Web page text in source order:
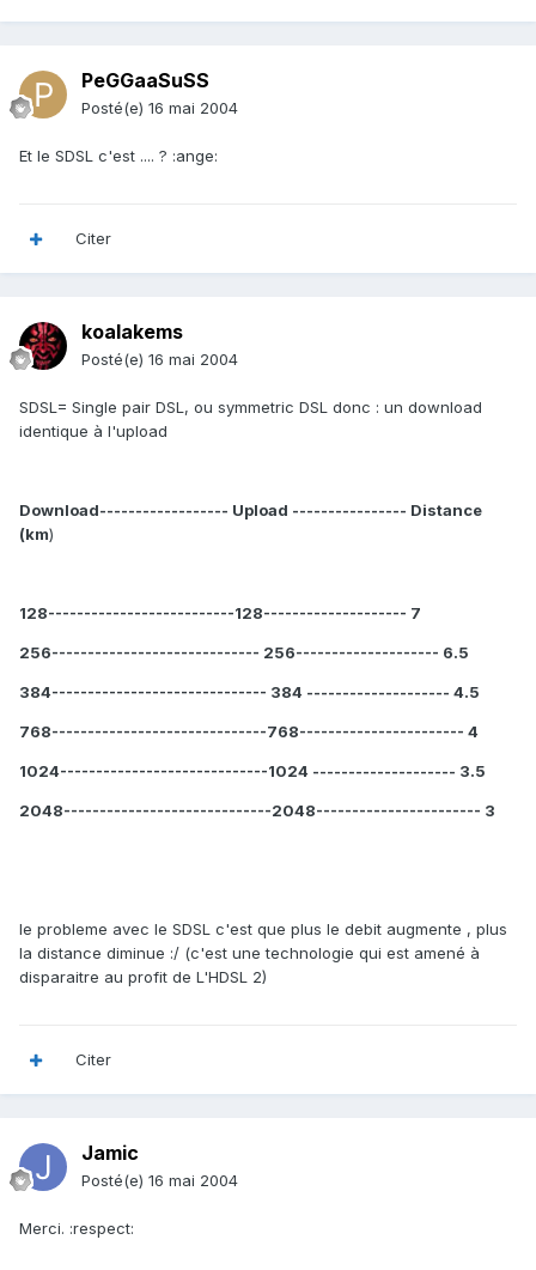
PeGGaaSuSS
Posté(e) 16 mai 2004
Et le SDSL c'est .... ? :ange:
Citer
koalakems
Posté(e) 16 mai 2004
SDSL= Single pair DSL, ou symmetric DSL donc : un download
identique à l'upload
Download------------------ Upload ---------------- Distance
(km)
128--------------------------128-------------------- 7
256----------------------------- 256-------------------- 6.5
384------------------------------ 384 -------------------- 4.5
768------------------------------768----------------------- 4
1024-----------------------------1024 -------------------- 3.5
2048-----------------------------2048----------------------- 3
le probleme avec le SDSL c'est que plus le debit augmente , plus
la distance diminue :/ (c'est une technologie qui est amené à
disparaitre au profit de L'HDSL 2)
Citer
Jamic
Posté(e) 16 mai 2004
Merci. :respect: